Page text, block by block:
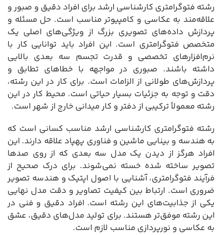
رشته فتوگرامتری کارشناسی ارشد برای افراد دقیق و صبور و
علاقه‌مند به عکاسی و کامپیوتر مناسب است. حل مسئله و
پردازش داده‌های تصویری بزرگ از ویژگی‌های اصلی یک
متخصص فتوگرامتری است. این افراد باید توانایی کار با
نرم‌افزارهای تخصصی و قدرت تجسم سه بعدی بالایی
داشته باشند. صبوری در مواجهه با خطاهای تطابق و
پردازش‌های طولانی از الزامات است. برای کار در این رشته،
دقت و توجه به جزئیات بسیار حیاتی است. محیط کار در این
رشته معمولاً ترکیبی از دفتر و کار میدانی خارج از شهر است.
رشته فتوگرامتری کارشناسی ارشد مناسب کسانی است که
به هندسه و بینایی ماشین و فناوری پهپاد علاقه دارند. این
افراد هرگز از دیدن یک مدل سه بعدی که از روی صدها
تصویر ساخته شده خسته نمی‌شوند. برای درک صحیح از
فرآیند فتوگرامتری، آشنایی با اصول اپتیک و هندسه تصویر
ضروری است. ارتباط بین کیفیت تصاویر و دقت مدل نهایی
یکی از جذابیت‌های این رشته است. افراد دقیق و فنی در
این رشته موفق‌تر هستند. برای تولید مدل‌های دقیق، عشق
به عکاسی و نورپردازی مناسب لازم است.